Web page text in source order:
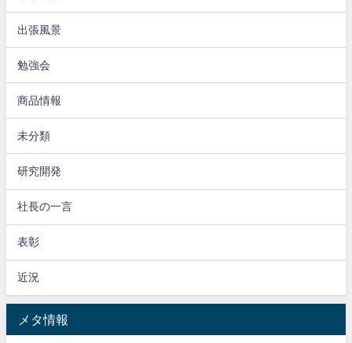
出張風景
勉強会
商品情報
未分類
研究開発
社長の一言
表彰
近況
メタ情報